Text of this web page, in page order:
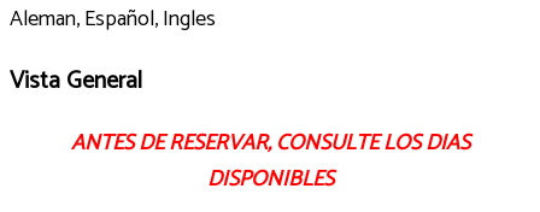
Aleman, Español, Ingles
Vista General
ANTES DE RESERVAR, CONSULTE LOS DIAS
DISPONIBLES